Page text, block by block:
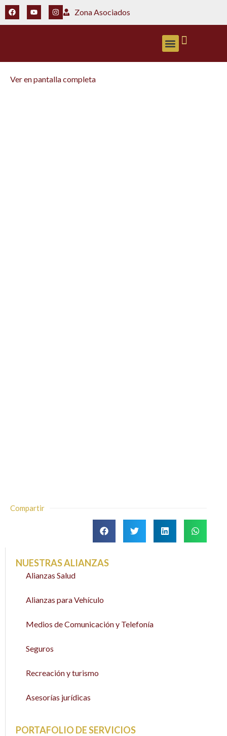
Zona Asociados
Ver en pantalla completa
Compartir
NUESTRAS ALIANZAS
Alianzas Salud
Alianzas para Vehículo
Medios de Comunicación y Telefonía
Seguros
Recreación y turismo
Asesorías jurídicas
PORTAFOLIO DE SERVICIOS